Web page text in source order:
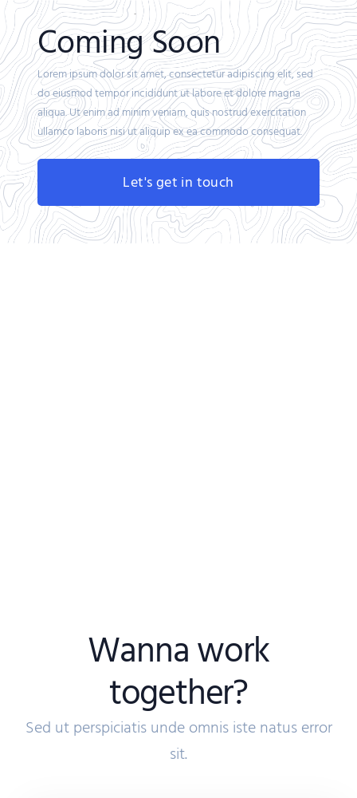
Coming Soon
Lorem ipsum dolor sit amet, consectetur adipiscing elit, sed
do eiusmod tempor incididunt ut labore et dolore magna
aliqua. Ut enim ad minim veniam, quis nostrud exercitation
ullamco laboris nisi ut aliquip ex ea commodo consequat.
Let's get in touch
Wanna work
together?
Sed ut perspiciatis unde omnis iste natus error
sit.